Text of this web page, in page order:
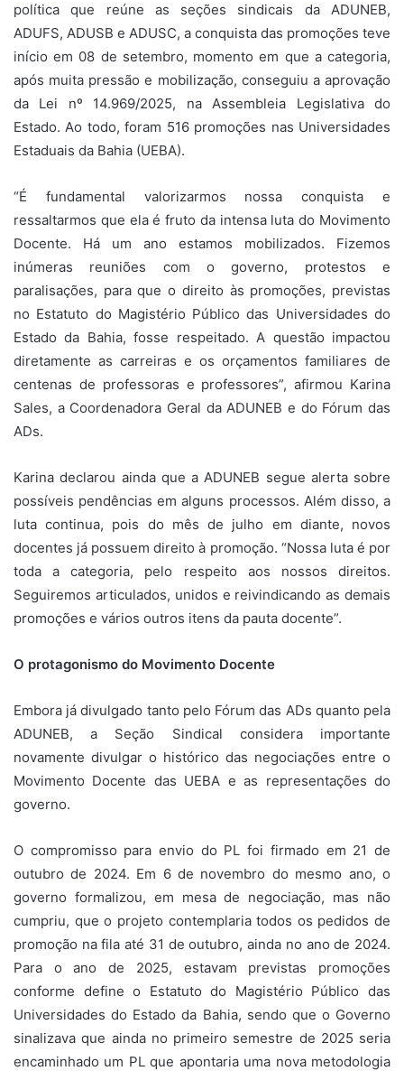
política que reúne as seções sindicais da ADUNEB,
ADUFS, ADUSB e ADUSC, a conquista das promoções teve
início em 08 de setembro, momento em que a categoria,
após muita pressão e mobilização, conseguiu a aprovação
da Lei nº 14.969/2025, na Assembleia Legislativa do
Estado. Ao todo, foram 516 promoções nas Universidades
Estaduais da Bahia (UEBA).
“É fundamental valorizarmos nossa conquista e
ressaltarmos que ela é fruto da intensa luta do Movimento
Docente. Há um ano estamos mobilizados. Fizemos
inúmeras reuniões com o governo, protestos e
paralisações, para que o direito às promoções, previstas
no Estatuto do Magistério Público das Universidades do
Estado da Bahia, fosse respeitado. A questão impactou
diretamente as carreiras e os orçamentos familiares de
centenas de professoras e professores”, afirmou Karina
Sales, a Coordenadora Geral da ADUNEB e do Fórum das
ADs.
Karina declarou ainda que a ADUNEB segue alerta sobre
possíveis pendências em alguns processos. Além disso, a
luta continua, pois do mês de julho em diante, novos
docentes já possuem direito à promoção. “Nossa luta é por
toda a categoria, pelo respeito aos nossos direitos.
Seguiremos articulados, unidos e reivindicando as demais
promoções e vários outros itens da pauta docente”.
O protagonismo do Movimento Docente
Embora já divulgado tanto pelo Fórum das ADs quanto pela
ADUNEB, a Seção Sindical considera importante
novamente divulgar o histórico das negociações entre o
Movimento Docente das UEBA e as representações do
governo.
O compromisso para envio do PL foi firmado em 21 de
outubro de 2024. Em 6 de novembro do mesmo ano, o
governo formalizou, em mesa de negociação, mas não
cumpriu, que o projeto contemplaria todos os pedidos de
promoção na fila até 31 de outubro, ainda no ano de 2024.
Para o ano de 2025, estavam previstas promoções
conforme define o Estatuto do Magistério Público das
Universidades do Estado da Bahia, sendo que o Governo
sinalizava que ainda no primeiro semestre de 2025 seria
encaminhado um PL que apontaria uma nova metodologia